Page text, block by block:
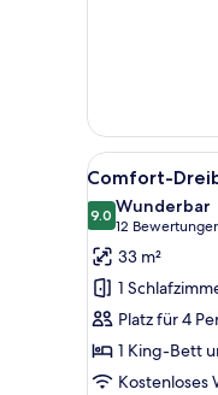
Alle
Fotos
für
Comfort-
anzeigen
4
Comfort-
9.09.0 von 10
Wunderbar
12
(12
33 m²
1
Platz für 4
1 King-Bett
Kostenloses